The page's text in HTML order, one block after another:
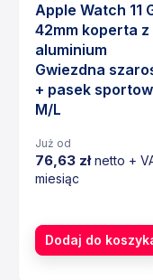
Apple Watch 11
42mm koperta z
aluminium
Gwiezdna
+ pasek
M/L
Już od
76,63 złnetto +
miesiąc
Dodaj do